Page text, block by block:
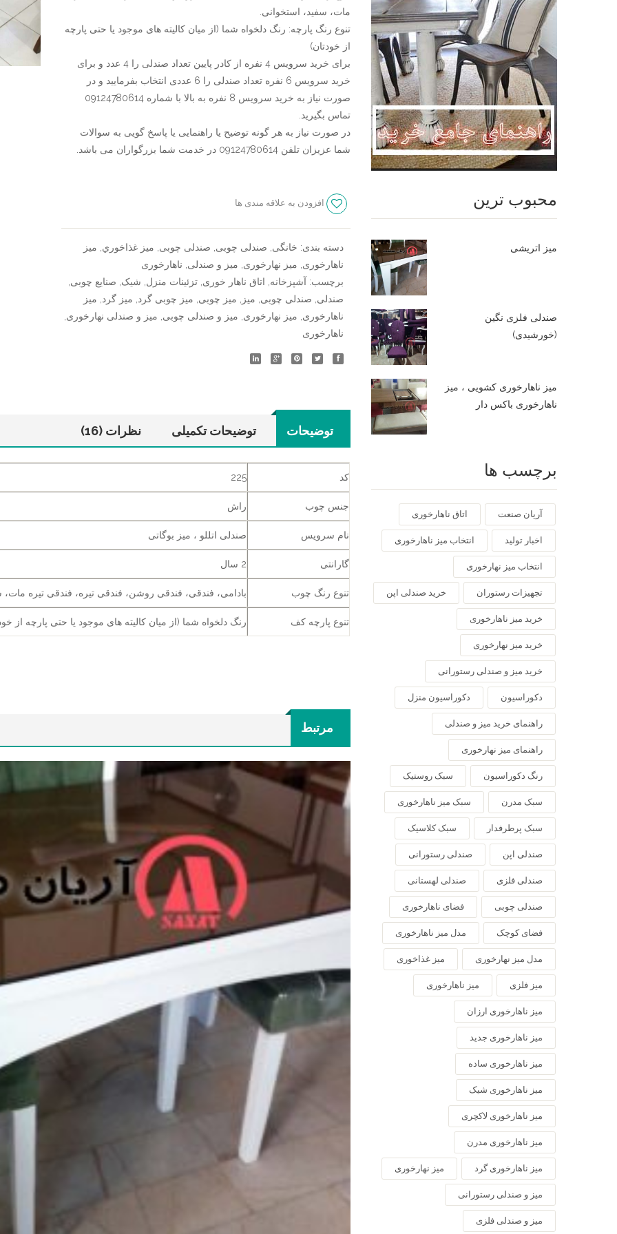
مات، سفید، استخوانی.
تنوع رنگ پارچه: رنگ دلخواه شما (از میان کالیته های موجود یا حتی پارچه
از خودتان)
برای خرید سرویس 4 نفره از کادر پایین تعداد صندلی را 4 عدد و برای
خرید سرویس 6 نفره تعداد صندلی را 6 عددی انتخاب بفرمایید و در
صورت نیاز به خرید سرویس 8 نفره به بالا با شماره 09124780614
تماس بگیرید.
در صورت نیاز به هر گونه توضیح یا راهنمایی یا پاسخ گویی به سوالات
شما عزیزان تلفن 09124780614 در خدمت شما بزرگواران می باشد.
افزودن به علاقه مندی ها
دسته بندی: خانگی صندلی چوبی صندلی چوبی ميز غذاخوري میز
ناهارخوری میز نهارخوری میز و صندلی ناهارخوری
برچسب: آشپزخانه اتاق ناهار خوری تزئینات منزل شیک صنایع چوبی
صندلی صندلی چوبی میز میز چوبی میز چوبی گرد میز گرد
میز
ناهارخوری میز نهارخوری میز و صندلی چوبی میز و صندلی نهارخوری
ناهارخوری
توضیحات توضیحات تکمیلی نظرات (16)
کد 225
جنس چوب راش
نام سرویس صندلی اتللو ، میز بوگاتی
گارانتی 2 سال
تنوع رنگ چوب بادامی، فندقی، فندقی روشن، فندقی تیره، فندقی تیره مات،
تنوع پارچه کف رنگ دلخواه شما (از میان کالیته های موجود یا حتی پارچه از
مرتبط
محبوب ترین
میز اتریشی
صندلی فلزی نگین
(خورشیدی)
میز ناهارخوری کشویی ، میز
ناهارخوری باکس دار
برچسب ها
آریان صنعت اتاق ناهارخوری
اخبار تولید انتخاب میز ناهارخوری
انتخاب میز نهارخوری
تجهیزات رستوران خرید صندلی اپن
خرید میز ناهارخوری
خرید میز نهارخوری
خرید میز و صندلی رستورانی
دکوراسیون دکوراسیون منزل
راهنمای خرید میز و صندلی
راهنمای میز نهارخوری
رنگ دکوراسیون سبک روستیک
سبک مدرن سبک میز ناهارخوری
سبک پرطرفدار سبک کلاسیک
صندلی اپن صندلی رستورانی
صندلی فلزی صندلی لهستانی
صندلی چوبی فضای ناهارخوری
فضای کوچک مدل میز ناهارخوری
مدل میز نهارخوری میز غذاخوری
میز فلزی میز ناهارخوری
میز ناهارخوری ارزان
میز ناهارخوری جدید
میز ناهارخوری ساده
میز ناهارخوری شیک
میز ناهارخوری لاکچری
میز ناهارخوری مدرن
میز ناهارخوری گرد میز نهارخوری
میز و صندلی رستورانی
میز و صندلی فلزی